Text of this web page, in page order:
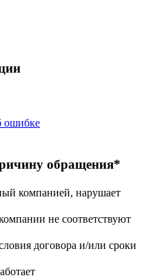
ошибке
обращения*
компанией, нарушает
не соответствуют
договора и/или сроки